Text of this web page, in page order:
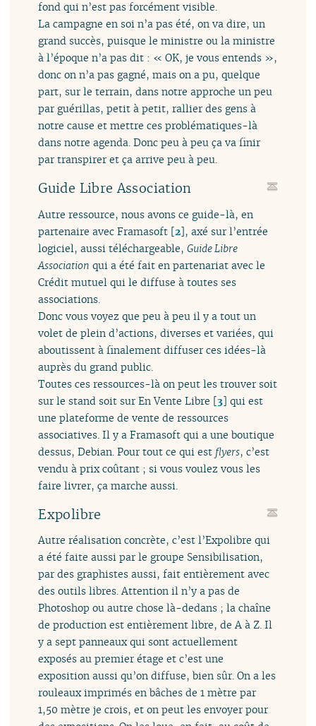
fond qui n’est pas forcément visible.
La campagne en soi n’a pas été, on va dire, un
grand succès, puisque le ministre ou la ministre
à l’époque n’a pas dit : « OK, je vous entends »,
donc on n’a pas gagné, mais on a pu, quelque
part, sur le terrain, dans notre approche un peu
par guérillas, petit à petit, rallier des gens à
notre cause et mettre ces problématiques-là
dans notre agenda. Donc peu à peu ça va finir
par transpirer et ça arrive peu à peu.
Guide Libre Association
Autre ressource, nous avons ce guide-là, en
partenaire avec Framasoft [2], axé sur l’entrée
logiciel, aussi téléchargeable,Guide Libre
Association qui a été fait en partenariat avec le
Crédit mutuel qui le diffuse à toutes ses
associations.
Donc vous voyez que peu à peu il y a tout un
volet de plein d’actions, diverses et variées, qui
aboutissent à finalement diffuser ces idées-là
auprès du grand public.
Toutes ces ressources-là on peut les trouver soit
sur le stand soit sur En Vente Libre [3] qui est
une plateforme de vente de ressources
associatives. Il y a Framasoft qui a une boutique
dessus, Debian. Pour tout ce qui est flyers, c’est
vendu à prix coûtant ; si vous voulez vous les
faire livrer, ça marche aussi.
Expolibre
Autre réalisation concrète, c’est l’Expolibre qui
a été faite aussi par le groupe Sensibilisation,
par des graphistes aussi, fait entièrement avec
des outils libres. Attention il n’y a pas de
Photoshop ou autre chose là-dedans ; la chaîne
de production est entièrement libre, de A à Z. Il
y a sept panneaux qui sont actuellement
exposés au premier étage et c’est une
exposition aussi qu’on diffuse, bien sûr. On a les
rouleaux imprimés en bâches de 1 mètre par
1,50 mètre je crois, et on peut les envoyer pour